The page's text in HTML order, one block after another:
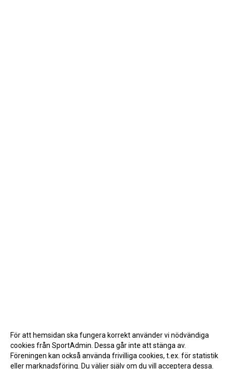
För att hemsidan ska fungera korrekt använder vi nödvändiga
cookies från SportAdmin. Dessa går inte att stänga av.
Föreningen kan också använda frivilliga cookies, t.ex. för statistik
eller marknadsföring. Du väljer själv om du vill acceptera dessa.